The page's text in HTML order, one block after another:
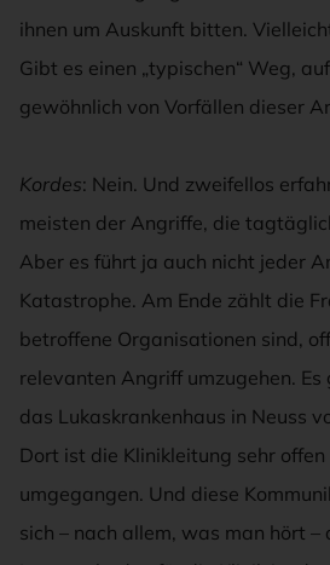
ihnen um Auskunft bitten.
Gibt es einen „typischen“ Weg,
gewöhnlich von Vorfällen dieser
Kordes: Nein. Und zweifellos
meisten der Angriffe, die
Aber es führt ja auch nicht jeder
Katastrophe. Am Ende zählt die
betroffene Organisationen sind,
relevanten Angriff umzugehen.
das Lukaskrankenhaus in Neuss
Dort ist die Klinikleitung sehr
umgegangen. Und diese
sich – nach allem, was man hört –